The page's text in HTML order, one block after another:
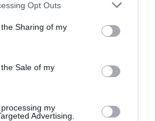
Tenga en cuenta que algún
usted tiene el derecho de
Sus preferencias se aplicarán
de nuevo en este sitio web o
de privacidad.
Opt Outs
Sharing of my
Sale of my
my
Advertising.